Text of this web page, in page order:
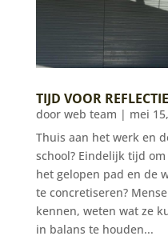
TIJD VOOR
door web team | mei
Thuis aan het werk en
school? Eindelijk tijd
het gelopen pad en de
te concretiseren?
kennen, weten wat ze
in balans te houden...